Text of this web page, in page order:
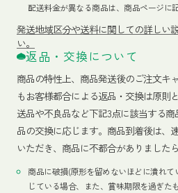
配送料金が異なる商品は、商品ページに
発送地域区分や送料に関しての詳しい
い。
返品・交換について
商品の特性上、商品発送後のご注文キ
もお客様都合による返品・交換は原則
送品や不良品など下記3点に該当する
品の交換に応じます。商品到着後は、
いただき、商品に不都合がありました
商品に破損(原形を留めないほどに潰れ
じている場合、また、賞味期限を過ぎた